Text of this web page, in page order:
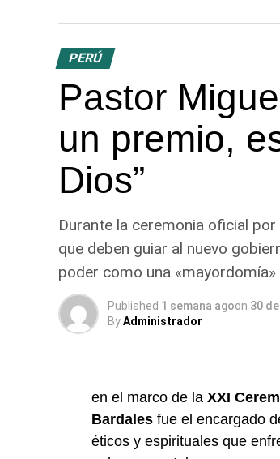
PERÚ
Pastor
un premio,
Dios”
Durante la ceremonia oficial
que deben guiar al nuevo
poder como una «mayordomía»
Published 1 semana agoon 30
ByAdministrador
en el marco de la XXI
Bardales fue el encargado
éticos y espirituales que